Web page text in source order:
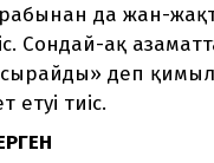
да жан-
Сондай-ақ
деп
етуі тиіс.